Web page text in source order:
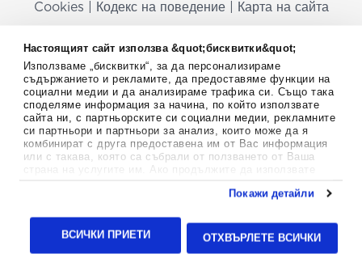
Настоящият сайт използва &quot;бисквитки&quot;
Използваме „бисквитки“, за да персонализираме
съдържанието и рекламите, да предоставяме функции на
социални медии и да анализираме трафика си. Също така
споделяме информация за начина, по който използвате
сайта ни, с партньорските си социални медии, рекламните
си партньори и партньори за анализ, които може да я
комбинират с друга предоставена им от Вас информация
или с такава, която са събрали от ползването от Ваша
страна на услугите им. Ако продължите да използвате
тук.
Покажи детайли
ВСИЧКИ ПРИЕТИ ОТХВЪРЛЕТЕ ВСИЧКИ
Cookies
Кодекс на поведение| Карта на сайта
заместват балансираната диета и не са предназначени за
профилактика, лечение или лечение на човешки заболявания.
Консултирайте се с Вашия лекар, ако сте бременна, кърмите,
приемате лекарства или имате някакви здравословни проблеми,
преди да използвате някаква хранителна добавка. Непрекъснато се
стремим да ви предоставяме точна и валидна информация. Ако
имате някакви въпроси или коментари относно тях, моля свържете
се с нас.
Aptekapromahon.com eBusinessTeam • Website by
24lc.gr